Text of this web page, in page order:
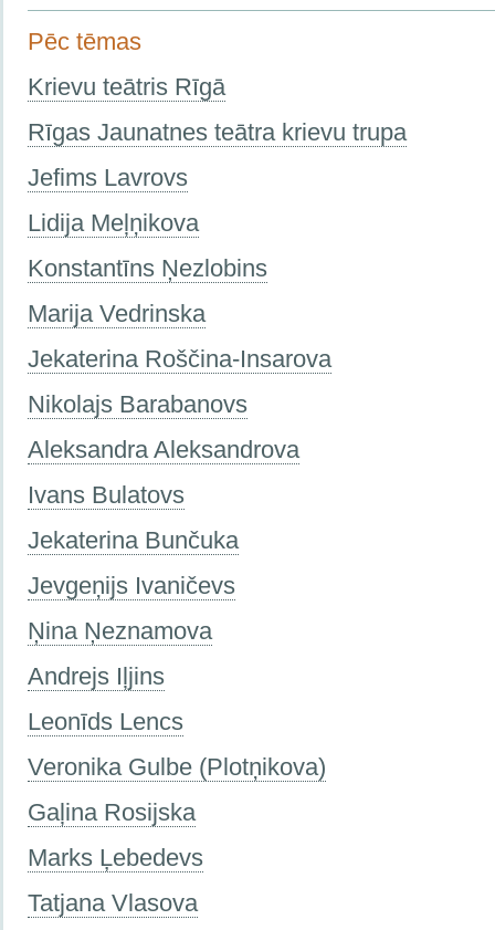
Pēc tēmas
Krievu teātris Rīgā
Rīgas Jaunatnes teātra krievu trupa
Jefims Lavrovs
Lidija Meļņikova
Konstantīns Ņezlobins
Marija Vedrinska
Jekaterina Roščina-Insarova
Nikolajs Barabanovs
Aleksandra Aleksandrova
Ivans Bulatovs
Jekaterina Bunčuka
Jevgeņijs Ivaničevs
Ņina Ņeznamova
Andrejs Iļjins
Leonīds Lencs
Veronika Gulbe (Plotņikova)
Gaļina Rosijska
Marks Ļebedevs
Tatjana Vlasova